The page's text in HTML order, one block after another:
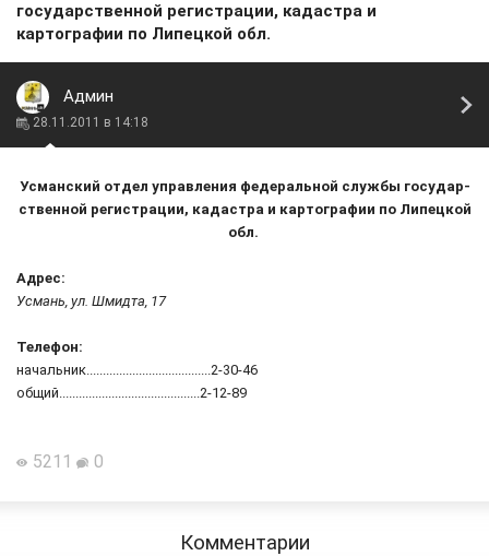
государ­ственной регистрации, кадастра и
картографии по Липецкой обл.
Админ
28.11.2011 в 14:18
Усманский отдел управления федеральной службы государ­
ственной регистрации, кадастра и картографии по Липецкой
обл.
Адрес:
Усмань, ул. Шмидта, 17
Телефон:
начальник......................................2-30-46
общий...........................................2-12-89
5211 0
Комментарии